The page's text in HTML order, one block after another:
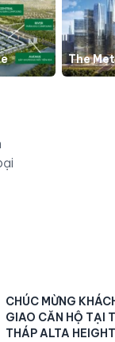
The
CHÚC MỪNG
GIAO CĂN HỘ TẠI
THÁP ALTA